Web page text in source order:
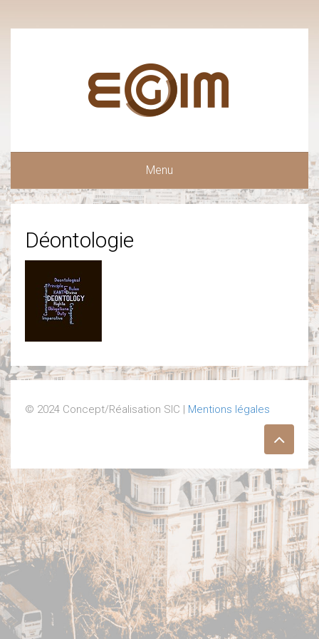
Menu
Déontologie
© 2024 Concept/Réalisation SIC | Mentions légales